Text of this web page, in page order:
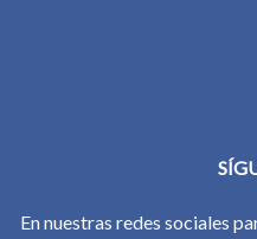
En nuestras redes sociales